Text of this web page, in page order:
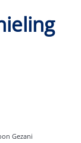
Gezani